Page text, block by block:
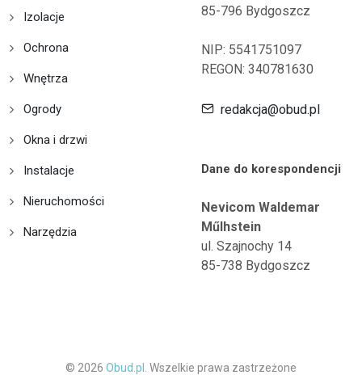
Izolacje
Ochrona
Wnętrza
Ogrody
Okna i drzwi
Instalacje
Nieruchomości
Narzędzia
85-796 Bydgoszcz
NIP: 5541751097
REGON: 340781630
redakcja@obud.pl
Dane do korespondencji
Nevicom Waldemar
Műlhstein
ul. Szajnochy 14
85-738 Bydgoszcz
© 2026 Obud.pl. Wszelkie prawa zastrzeżone